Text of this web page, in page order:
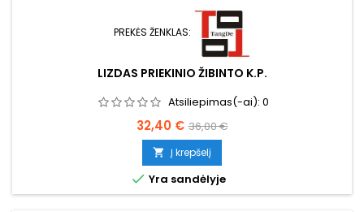
PREKĖS ŽENKLAS:
LIZDAS PRIEKINIO ŽIBINTO K.P.
Atsiliepimas(-ai): 0
Kaina
32,40 € Bazinė
kaina
36,00 €
 Į krepšelį
 Yra sandėlyje